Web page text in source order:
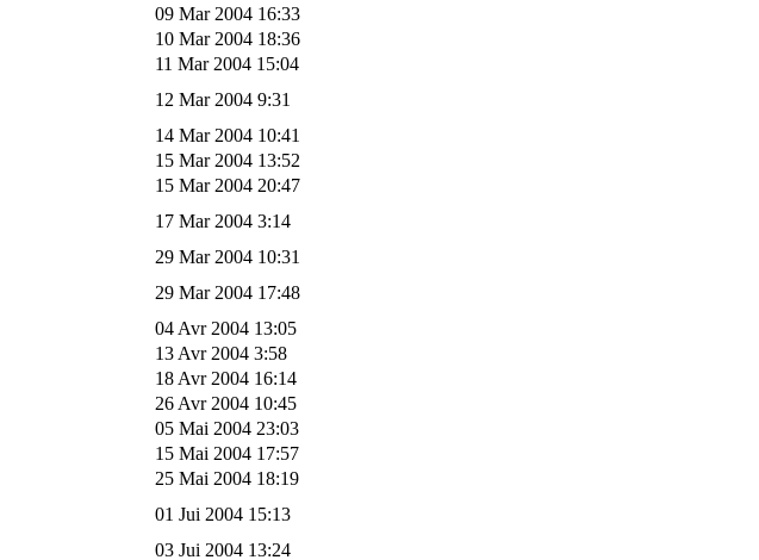
09 Mar 2004 16:33
10 Mar 2004 18:36
11 Mar 2004 15:04
12 Mar 2004 9:31
14 Mar 2004 10:41
15 Mar 2004 13:52
15 Mar 2004 20:47
17 Mar 2004 3:14
29 Mar 2004 10:31
29 Mar 2004 17:48
04 Avr 2004 13:05
13 Avr 2004 3:58
18 Avr 2004 16:14
26 Avr 2004 10:45
05 Mai 2004 23:03
15 Mai 2004 17:57
25 Mai 2004 18:19
01 Jui 2004 15:13
03 Jui 2004 13:24